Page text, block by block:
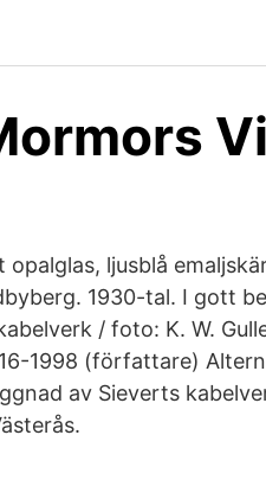
ljusblå
1930-tal. I gott
/ foto: K. W.
1998 (författare)
av Sieverts